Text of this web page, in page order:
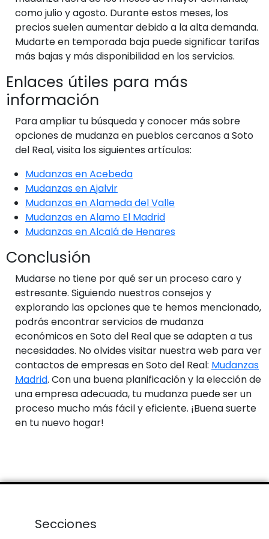
como julio y agosto. Durante estos meses, los
precios suelen aumentar debido a la alta demanda.
Mudarte en temporada baja puede significar tarifas
más bajas y más disponibilidad en los servicios.
Enlaces útiles para más
información
Para ampliar tu búsqueda y conocer más sobre
opciones de mudanza en pueblos cercanos a Soto
del Real, visita los siguientes artículos:
Mudanzas en Acebeda
Mudanzas en Ajalvir
Mudanzas en Alameda del Valle
Mudanzas en Alamo El Madrid
Mudanzas en Alcalá de Henares
Conclusión
Mudarse no tiene por qué ser un proceso caro y
estresante. Siguiendo nuestros consejos y
explorando las opciones que te hemos mencionado,
podrás encontrar servicios de mudanza
económicos en Soto del Real que se adapten a tus
necesidades. No olvides visitar nuestra web para ver
contactos de empresas en Soto del Real: Mudanzas
Madrid. Con una buena planificación y la elección de
una empresa adecuada, tu mudanza puede ser un
proceso mucho más fácil y eficiente. ¡Buena suerte
en tu nuevo hogar!
Secciones